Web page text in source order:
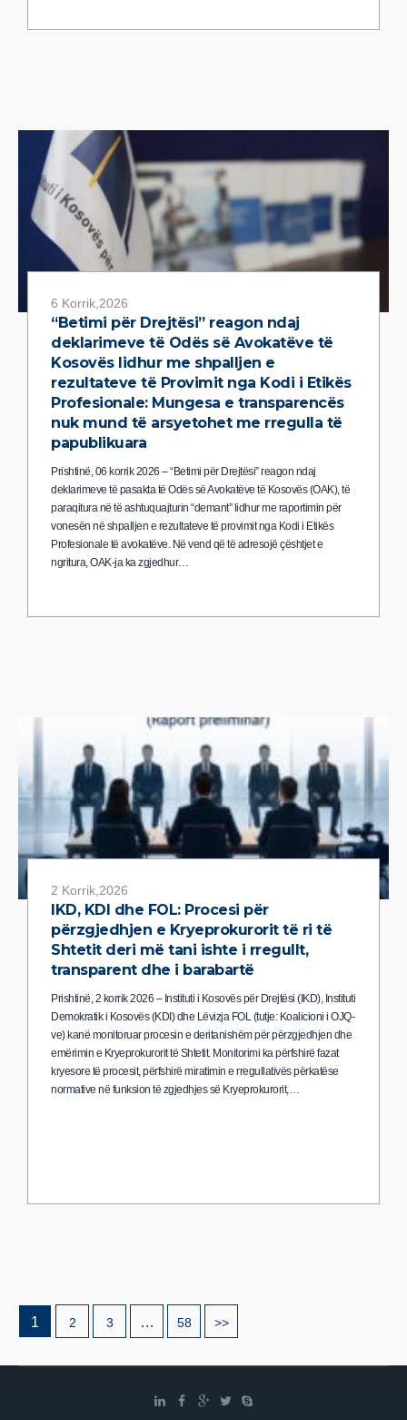
6 Korrik,2026
“Betimi për Drejtësi” reagon ndaj
deklarimeve të Odës së Avokatëve të
Kosovës lidhur me shpalljen e
rezultateve të Provimit nga Kodi i Etikës
Profesionale: Mungesa e transparencës
nuk mund të arsyetohet me rregulla të
papublikuara
Prishtinë, 06 korrik 2026 – “Betimi për Drejtësi” reagon ndaj
deklarimeve të pasakta të Odës së Avokatëve të Kosovës (OAK), të
paraqitura në të ashtuquajturin “demant” lidhur me raportimin për
vonesën në shpalljen e rezultateve të provimit nga Kodi i Etikës
Profesionale të avokatëve. Në vend që të adresojë çështjet e
ngritura, OAK-ja ka zgjedhur…
2 Korrik,2026
IKD, KDI dhe FOL: Procesi për
përzgjedhjen e Kryeprokurorit të ri të
Shtetit deri më tani ishte i rregullt,
transparent dhe i barabartë
Prishtinë, 2 korrik 2026 – Instituti i Kosovës për Drejtësi (IKD), Instituti
Demokratik i Kosovës (KDI) dhe Lëvizja FOL (tutje: Koalicioni i OJQ-
ve) kanë monitoruar procesin e deritanishëm për përzgjedhjen dhe
emërimin e Kryeprokurorit të Shtetit. Monitorimi ka përfshirë fazat
kryesore të procesit, përfshirë miratimin e rregullativës përkatëse
normative në funksion të zgjedhjes së Kryeprokurorit,…
1 2 3 … 58 >>